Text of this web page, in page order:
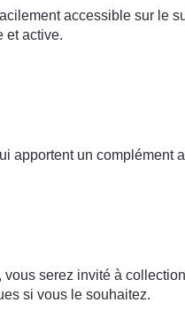
accessible sur le
et active.
apportent un complément
serez invité à
si vous le souhaitez.